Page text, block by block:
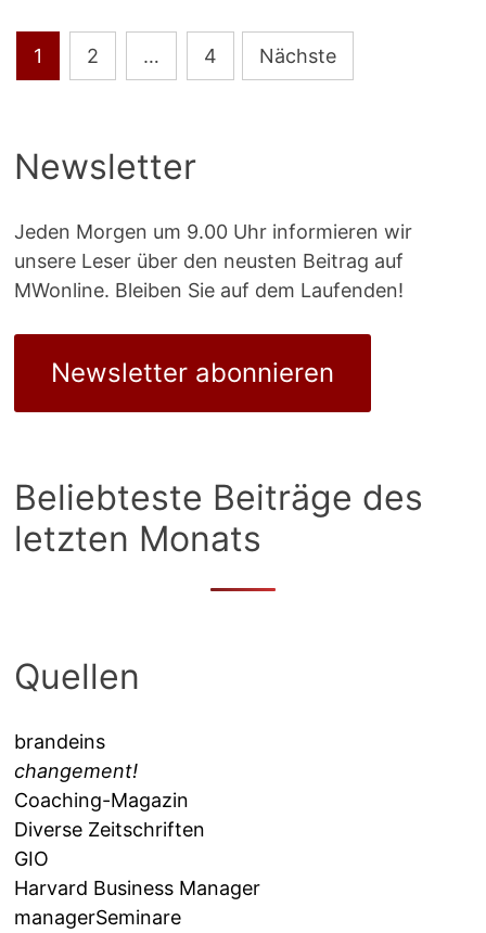
Seitennummerierung
der
1 2 … 4 Nächste
Newsletter
Jeden Morgen um 9.00 Uhr informieren wir
unsere Leser über den neusten Beitrag auf
MWonline. Bleiben Sie auf dem Laufenden!
Newsletter abonnieren
Beliebteste Beiträge des
letzten Monats
Quellen
brandeins
changement!
Coaching-Magazin
Diverse Zeitschriften
GIO
Harvard Business Manager
managerSeminare